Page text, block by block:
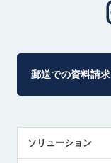
郵送での資料請求
ソリューション